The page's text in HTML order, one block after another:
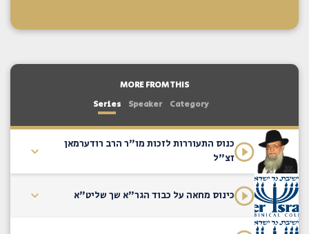
MORE FROM THIS
Series
Speaker Category
כנוס התעוררות לזכות מו"ר הרב רודערמאן
זצ"ל
כינוס מחאה על כבוד הגר"א שך שליט"א